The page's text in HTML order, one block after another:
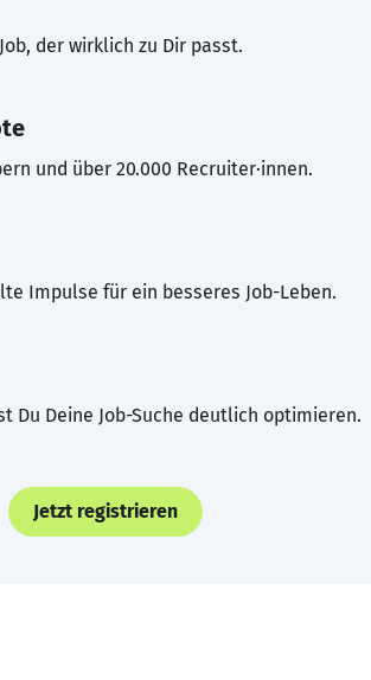
der wirklich zu Dir passt.
und über 20.000 Recruiter·innen.
Impulse für ein besseres Job-Leben.
Du Deine Job-Suche deutlich optimieren.
Jetzt registrieren